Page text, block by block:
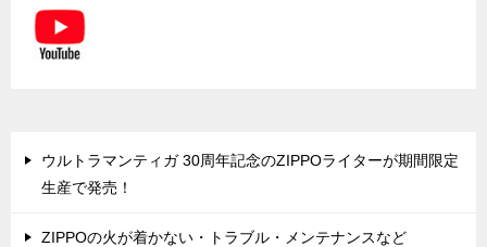
ウルトラマンティガ 30周年記念のZIPPOライターが期間限定
生産で発売！
ZIPPOの火が着かない・トラブル・メンテナンスなど